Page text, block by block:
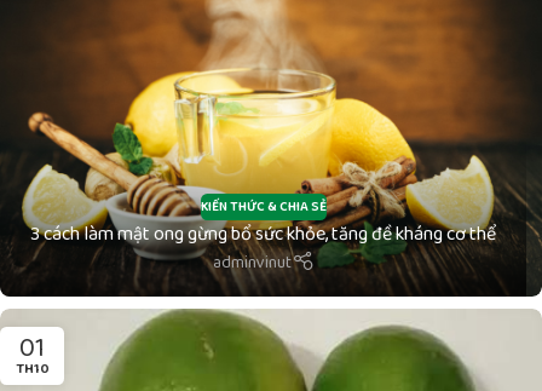
KIẾN THỨC & CHIA SẺ
3 cách làm mật ong gừng bổ sức khỏe, tăng đề kháng cơ thể
adminvinut
01
TH10